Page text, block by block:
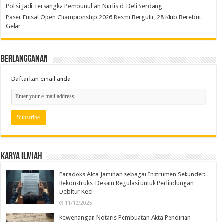
Polisi Jadi Tersangka Pembunuhan Nurlis di Deli Serdang
Paser Futsal Open Championship 2026 Resmi Bergulir, 28 Klub Berebut
Gelar
Berlangganan
Daftarkan email anda
Karya Ilmiah
Paradoks Akta Jaminan sebagai Instrumen Sekunder:
Rekonstruksi Desain Regulasi untuk Perlindungan
Debitur Kecil
11/12/2025
Kewenangan Notaris Pembuatan Akta Pendirian